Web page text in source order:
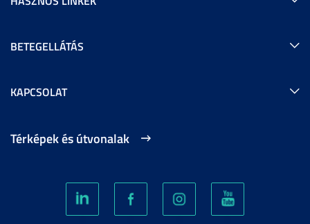
BETEGELLÁTÁS
KAPCSOLAT
Térképek és útvonalak